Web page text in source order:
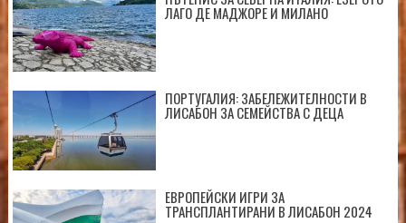
ЛАГО ДЕ МАДЖОРЕ И МИЛАНО
ПОРТУГАЛИЯ: ЗАБЕЛЕЖИТЕЛНОСТИ В
ЛИСАБОН ЗА СЕМЕЙСТВА С ДЕЦА
ЕВРОПЕЙСКИ ИГРИ ЗА
ТРАНСПЛАНТИРАНИ В ЛИСАБОН 2024